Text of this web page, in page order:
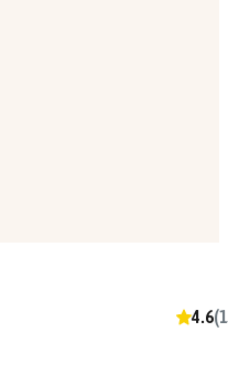
4.6(